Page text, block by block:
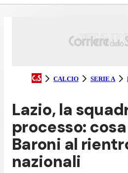
CALCIO SERIE A
Lazio, la
processo:
Baroni al
nazionali